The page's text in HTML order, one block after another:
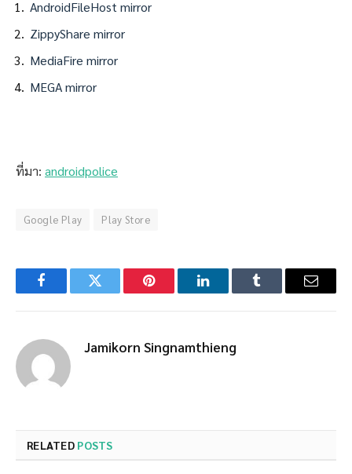
AndroidFileHost mirror
ZippyShare mirror
MediaFire mirror
MEGA mirror
ที่มา: androidpolice
Google Play Play Store
FacebookTwitter Pinterest LinkedInTumblr Email
Jamikorn Singnamthieng
RELATED POSTS